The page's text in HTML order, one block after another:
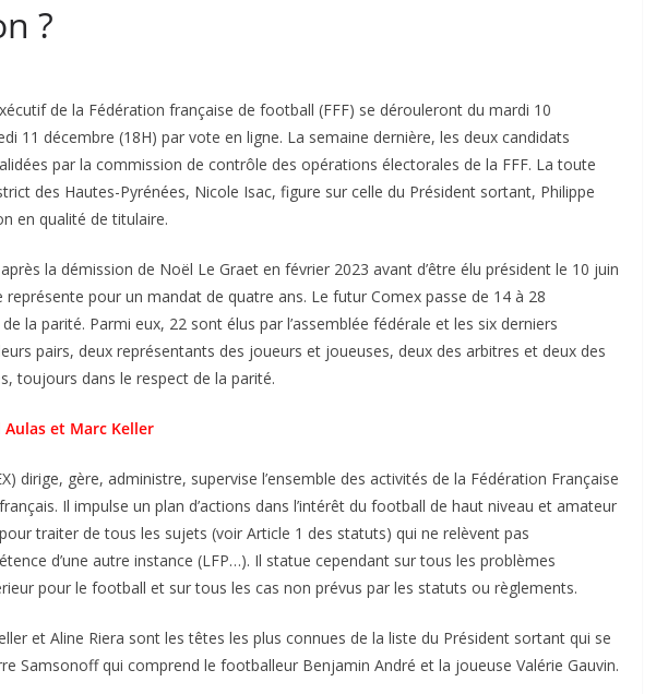
?
de la Fédération française de football (FFF) se dérouleront du mardi 10
11 décembre (18H) par vote en ligne. La semaine dernière, les deux candidats
par la commission de contrôle des opérations électorales de la FFF. La toute
des Hautes-Pyrénées, Nicole Isac, figure sur celle du Président sortant, Philippe
en qualité de titulaire.
la démission de Noël Le Graet en février 2023 avant d’être élu président le 10 juin
représente pour un mandat de quatre ans. Le futur Comex passe de 14 à 28
la parité. Parmi eux, 22 sont élus par l’assemblée fédérale et les six derniers
pairs, deux représentants des joueurs et joueuses, deux des arbitres et deux des
toujours dans le respect de la parité.
Aulas et Marc Keller
dirige, gère, administre, supervise l’ensemble des activités de la Fédération Française
Il impulse un plan d’actions dans l’intérêt du football de haut niveau et amateur
traiter de tous les sujets (voir Article 1 des statuts) qui ne relèvent pas
d’une autre instance (LFP…). Il statue cependant sur tous les problèmes
pour le football et sur tous les cas non prévus par les statuts ou règlements.
et Aline Riera sont les têtes les plus connues de la liste du Président sortant qui se
Samsonoff qui comprend le footballeur Benjamin André et la joueuse Valérie Gauvin.